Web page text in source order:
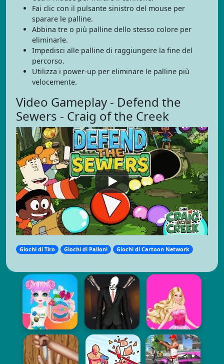
Fai clic con il pulsante sinistro del mouse per
sparare le palline.
Abbina tre o più palline dello stesso colore per
eliminarle.
Impedisci alle palline di raggiungere la fine del
percorso.
Utilizza i power-up per eliminare le palline più
velocemente.
Video Gameplay - Defend the
Sewers - Craig of the Creek
Giochi di Tiro Giochi di Palloni Giochi di Cartoon Network